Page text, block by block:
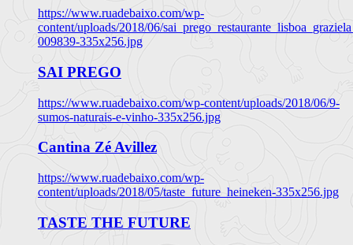
https://www.ruadebaixo.com/wp-
content/uploads/2018/06/
009839-335x256.jpg
SAI PREGO
https://www.ruadebaixo.com/wp-content/uploads/2018/06/9-
sumos-naturais-e-vinho-335x256.jpg
Cantina Zé Avillez
https://www.ruadebaixo.com/wp-
content/uploads/2018/05/taste_future_heineken-335x256.jpg
TASTE THE FUTURE